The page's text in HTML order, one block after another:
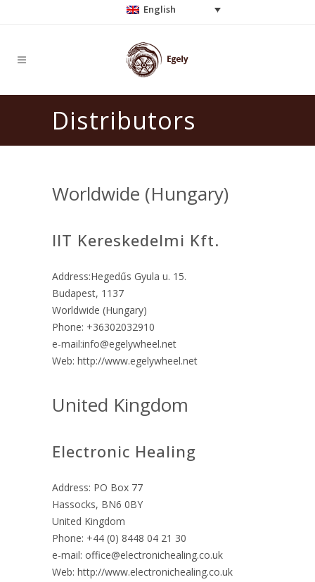
English
Distributors
Worldwide (Hungary)
IIT Kereskedelmi Kft.
Address:Hegedűs Gyula u. 15.
Budapest, 1137
Worldwide (Hungary)
Phone: +36302032910
e-mail:info@egelywheel.net
Web: http://www.egelywheel.net
United Kingdom
Electronic Healing
Address: PO Box 77
Hassocks, BN6 0BY
United Kingdom
Phone: +44 (0) 8448 04 21 30
e-mail: office@electronichealing.co.uk
Web: http://www.electronichealing.co.uk